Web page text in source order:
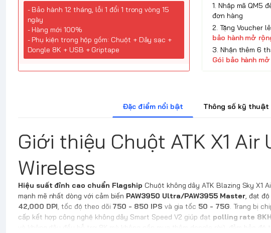
- Bảo hành 12 tháng, lỗi 1 đổi 1 trong vòng 15
ngày
- Hàng mới 100%
- Phụ kiện trong hộp gồm: Chuột + Dây sạc +
Dongle 8K + USB + Griptape
1. Nhập mã QM5
đơn hàng
2. Tặng Voucher
bảo hành mở
3. Nhận thêm 6
Gói bảo hành mở
Đặc điểm nổi bật Thông số kỹ thuật
Giới thiệu Chuột ATK X1 Air
Wireless
Hiệu suất đỉnh cao chuẩn Flagship Chuột không dây ATK Blazing Sky X1
mạnh mẽ nhất dòng với cảm biến PAW3950 Ultra/PAW3955 Master, đạt
42,000 DPI, tốc độ theo dõi 750 - 850 IPS và gia tốc 50 - 75G. Trang bị
cấp kết hợp công nghệ không dây Smart Speed V2 giúp đạt polling rate
và không dây đều hỗ trợ 8K mà không cần mua thêm dongle rời), đảm bảo độ